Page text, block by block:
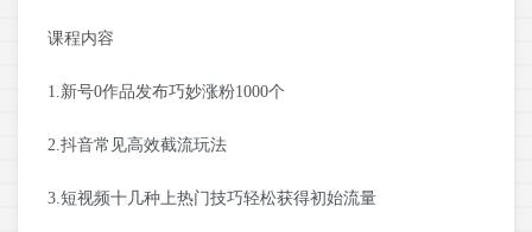
课程内容
1.新号0作品发布巧妙涨粉1000个
2.抖音常见高效截流玩法
3.短视频十几种上热门技巧轻松获得初始流量